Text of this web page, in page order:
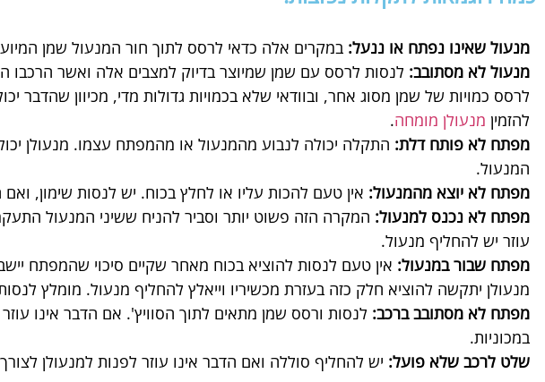
מנעול שאינו נפתח או ננעל: במקרים אלה כדאי לרסס לתוך חור המנעול שמן
מנעול לא מסתובב: לנסות לרסס עם שמן שמיוצר בדיוק למצבים אלה ואשר הרכבו
לרסס כמויות של שמן מסוג אחר, ובוודאי שלא בכמויות גדולות מדי, מכיוון
להזמין מנעולן מומחה.
מפתח לא פותח דלת: התקלה יכולה לנבוע מהמנעול או מהמפתח עצמו. מנעולן
המנעול.
מפתח לא יוצא מהמנעול: אין טעם להכות עליו או לחלץ בכוח. יש לנסות שימון,
מפתח לא נכנס למנעול: המקרה הזה פשוט יותר וסביר להניח ששיני המנעול
עוזר יש להחליף מנעול.
מפתח שבור במנעול: אין טעם לנסות להוציא בכוח מאחר שקיים סיכוי שהמפתח
מנעולן יתקשה להוציא חלק כזה בעזרת מכשיריו וייאלץ להחליף מנעול. מומלץ
מפתח לא מסתובב ברכב: לנסות ורסס שמן מתאים לתוך הסוויץ'. אם הדבר אינו
במכוניות.
שלט לרכב שלא פועל: יש להחליף סוללה ואם הדבר אינו עוזר לפנות למנעולן